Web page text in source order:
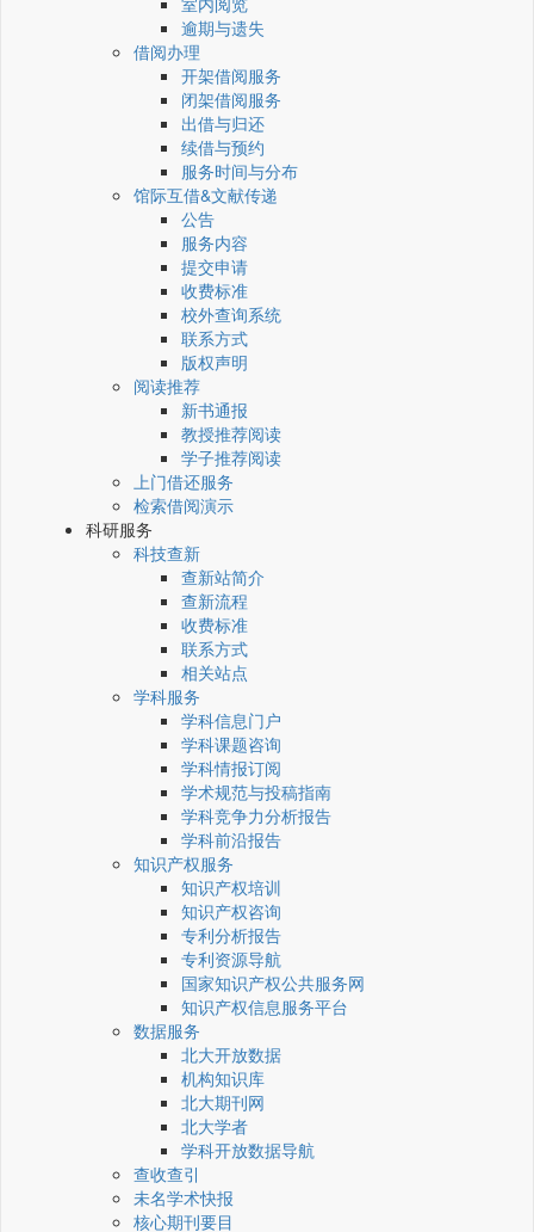
逾期与遗失
借阅办理
开架借阅服务
闭架借阅服务
出借与归还
续借与预约
服务时间与分布
馆际互借&文献传递
公告
服务内容
提交申请
收费标准
校外查询系统
联系方式
版权声明
阅读推荐
新书通报
教授推荐阅读
学子推荐阅读
上门借还服务
检索借阅演示
科研服务
科技查新
查新站简介
查新流程
收费标准
联系方式
相关站点
学科服务
学科信息门户
学科课题咨询
学科情报订阅
学术规范与投稿指南
学科竞争力分析报告
学科前沿报告
知识产权服务
知识产权培训
知识产权咨询
专利分析报告
专利资源导航
国家知识产权公共服务网
知识产权信息服务平台
数据服务
北大开放数据
机构知识库
北大期刊网
北大学者
学科开放数据导航
查收查引
未名学术快报
核心期刊要目